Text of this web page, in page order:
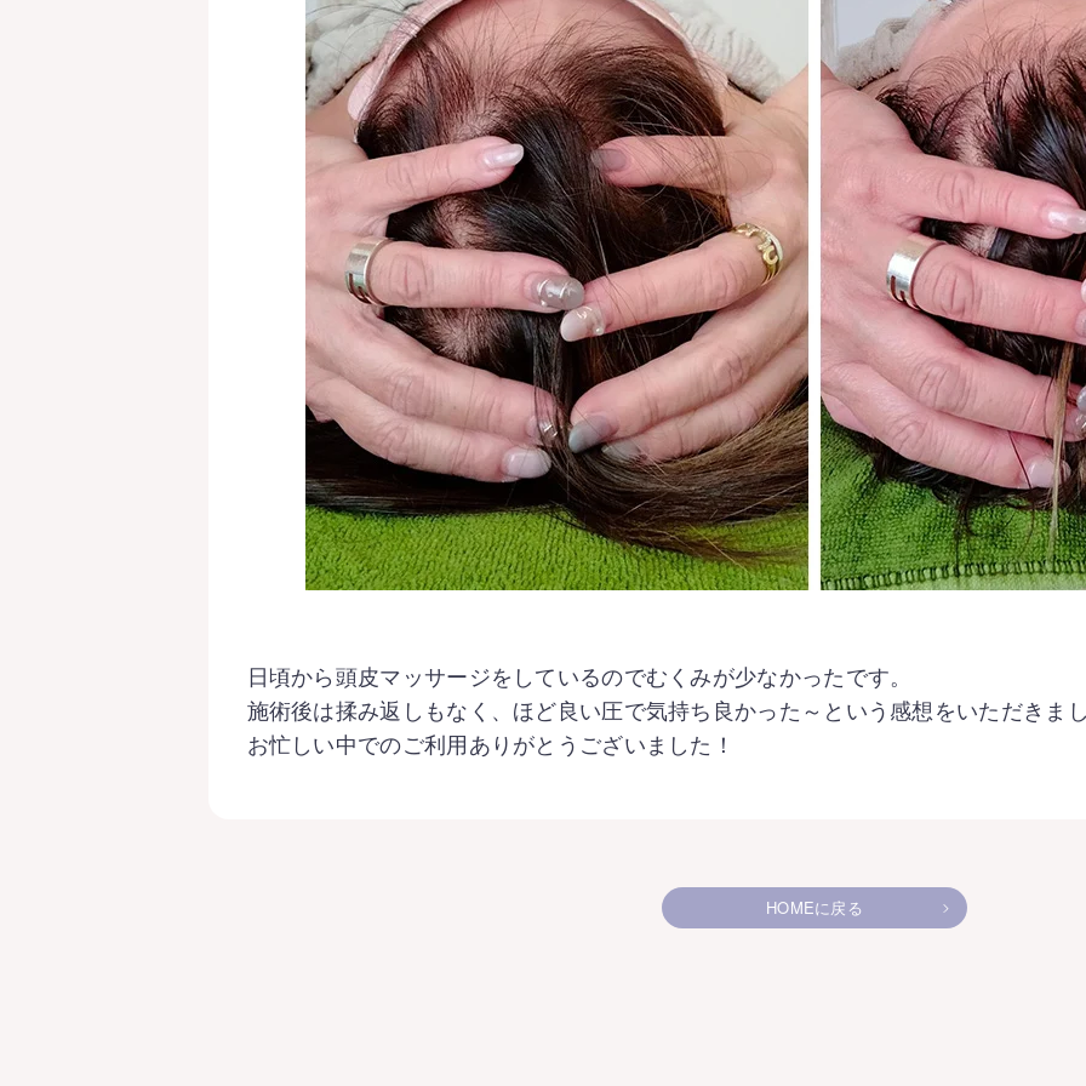
ココリビューについて
こんなお悩みありませんか？
施術メニュー
お客様の声
よくあるご質問
お知らせ
新着情報も受け取れます
おともだち募集中！
今すぐLINEで相談！
日頃から頭皮マッサージをしているのでむくみが少なかったです。
施術後は揉み返しもなく、ほど良い圧で気持ち良かった～という感想をいただきま
お忙しい中でのご利用ありがとうございました！
HOMEに戻る